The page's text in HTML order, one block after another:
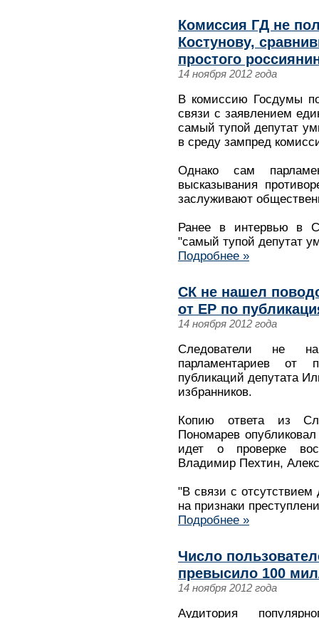
Комиссия ГД не
Костунову,
простого
14 ноября 2012 года
В комиссию Госдумы
связи с заявлением
самый тупой депутат
в среду зампред
Однако сам
высказывания
заслуживают
Ранее в интервью в
"самый тупой депутат
Подробнее »
СК не нашел
от ЕР по
14 ноября 2012 года
Следователи не
парламентариев от
публикаций депутата
избранников.
Копию ответа из
Пономарев
идет о проверке
Владимир Пехтин,
"В связи с
на признаки
Подробнее »
Число
превысило 100
14 ноября 2012 года
Аудитория